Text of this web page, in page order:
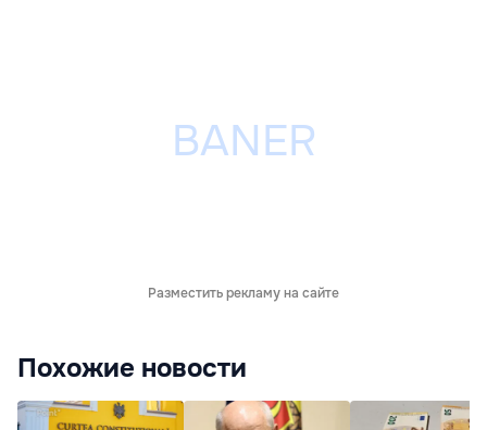
Разместить рекламу на сайте
Похожие новости